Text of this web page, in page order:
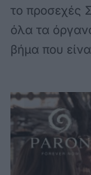
το προσεχές
όλα τα
βήμα που